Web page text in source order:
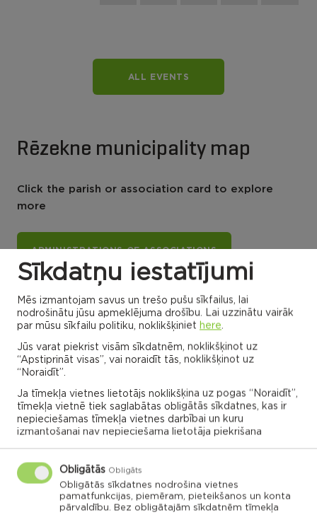
ALL EVENTS
Rēzekne municipality map
Click the parish or association card to explore
more
ADMINISTRATIONS OF ASSOCIATIONS
Dricānu apvienības
pārvalde
Nautrēnu apvienības
pārvalde
Naglu civil parish
Rikavas
novads
Kantinieku civil
parish
Sakstagala
parish Ozolmuizas civil
parish
Gaigalavas
pagasts,
novads
Struzanu civil
parish
Dricanu civil
Nautrenu civil
parish
Ilzeskalna civil
Griskanu civil
parish
Sokolku civil
parish
Vilanu civil
parish
Deksares civil
Vilani
Sīkdatņu iestatījumi
Mēs izmantojam savus un trešo pušu sīkfailus, lai
nodrošinātu jūsu apmeklējuma drošību. Lai uzzinātu vairāk
par mūsu sīkfailu politiku, noklikšķiniet here.
Jūs varat piekrist visām sīkdatnēm, noklikšķinot uz
“Apstiprināt visas”, vai noraidīt tās, noklikšķinot uz
“Noraidīt”.
Ja tīmekļa vietnes lietotājs noklikšķina uz pogas “Noraidīt”,
tīmekļa vietnē tiek saglabātas obligātās sīkdatnes, kas ir
nepieciešamas tīmekļa vietnes darbībai un kuru
izmantošanai nav nepieciešama lietotāja piekrišana
Obligātās Obligāts
Obligātās sīkdatnes nodrošina vietnes
pamatfunkcijas, piemēram, pieteikšanos un konta
pārvaldību. Bez obligātajām sīkdatnēm tīmekļa